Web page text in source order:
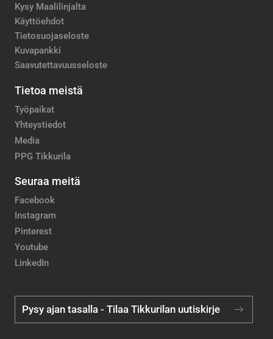
Kysy Maalilinjalta
Käyttöehdot
Tietosuojaseloste
Kuvapankki
Saavutettavuusseloste
Tietoa meistä
Työpaikat
Yhteystiedot
Media
PPG Tikkurila
Seuraa meitä
Facebook
Instagram
Pinterest
Youtube
LinkedIn
Pysy ajan tasalla - Tilaa Tikkurilan uutiskirje